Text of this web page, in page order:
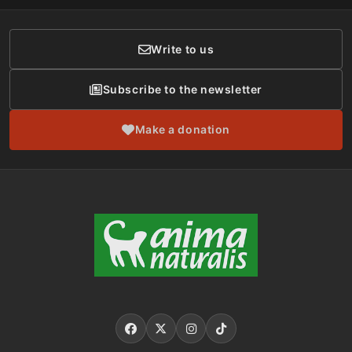
Donor Care
Write to us
Subscribe to the newsletter
Make a donation